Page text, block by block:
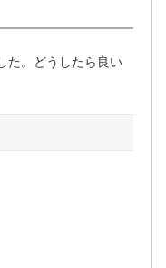
た。どうしたら良い